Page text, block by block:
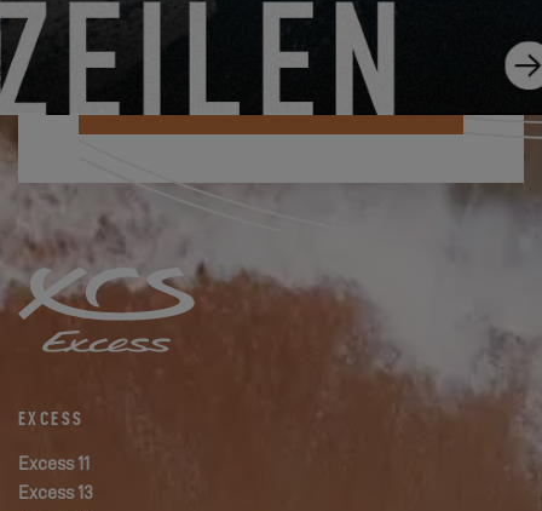
Melden Sie sich an und bleiben Sie über Excess
ICH ABONNIERE DEN NEWSLETTER
EXCESS
Excess 11
Excess 13